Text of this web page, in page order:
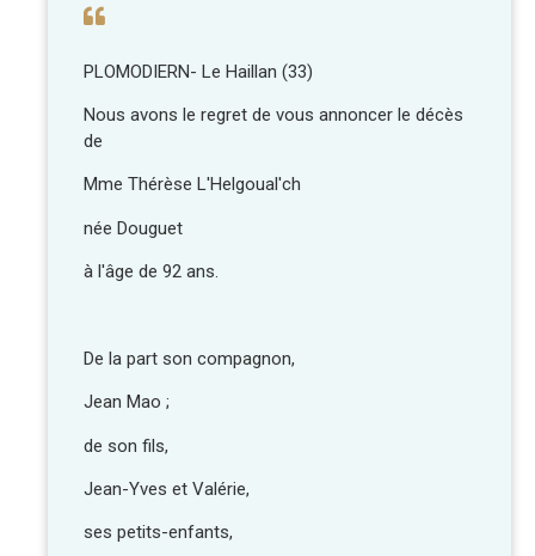
PLOMODIERN- Le Haillan (33)
Nous avons le regret de vous annoncer le décès
de
Mme Thérèse L'Helgoual'ch
née Douguet
à l'âge de 92 ans.
De la part son compagnon,
Jean Mao ;
de son fils,
Jean-Yves et Valérie,
ses petits-enfants,